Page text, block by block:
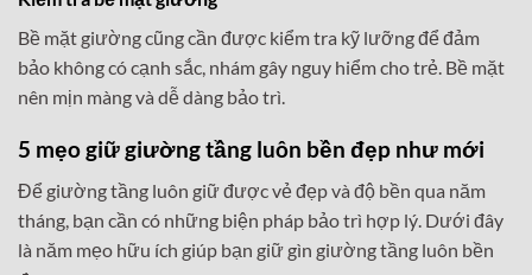
Bề mặt giường cũng cần được kiểm tra kỹ lưỡng để đảm
bảo không có cạnh sắc, nhám gây nguy hiểm cho trẻ. Bề mặt
nên mịn màng và dễ dàng bảo trì.
5 mẹo giữ giường tầng luôn bền đẹp như mới
Để giường tầng luôn giữ được vẻ đẹp và độ bền qua năm
tháng, bạn cần có những biện pháp bảo trì hợp lý. Dưới đây
là năm mẹo hữu ích giúp bạn giữ gìn giường tầng luôn bền